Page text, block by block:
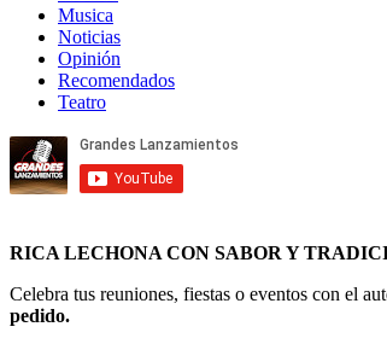
Musica
Noticias
Opinión
Recomendados
Teatro
RICA LECHONA CON SABOR Y
Celebra tus reuniones, fiestas o eventos con el
pedido.